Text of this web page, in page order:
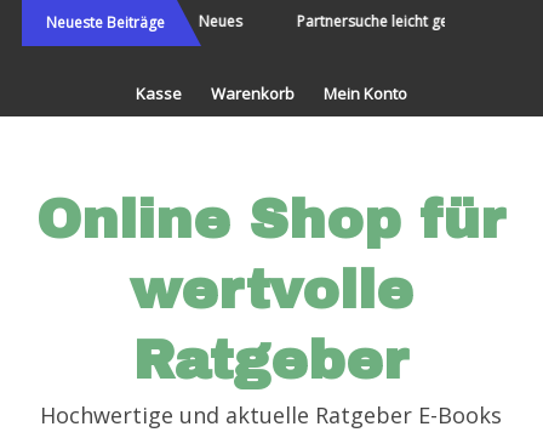
Direkt
zum
Neueste Beiträge
Die Welt bereisen und Neues
erleben
Partnersuche leicht gemacht
Kasse Warenkorb Mein Konto
Online Shop für
wertvolle
Ratgeber
Hochwertige und aktuelle Ratgeber E-Books